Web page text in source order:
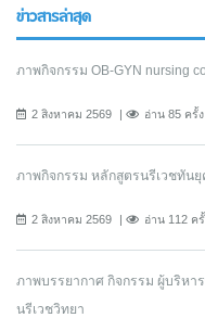
ข่าวสารล่าสุด
ภาพกิจกรรม OB-GYN nursing
2 สิงหาคม 2569 อ่าน 85 ครั้ง
ภาพกิจกรรม หลักสูตรนรีเวชทันยุ
2 สิงหาคม 2569 อ่าน 112 ค
ภาพบรรยากาศ กิจกรรม ผู้บริห
นรีเวชวิทยา